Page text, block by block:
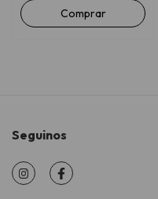
Comprar
Seguinos